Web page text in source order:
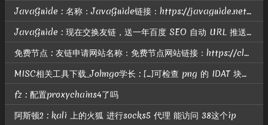
JavaGuide : 名称：JavaGuide链接：https://javaguide.net头像：https://javaguide.net/icon-192.png描述：「Java学习 + 面试指南」OG：htt...
JavaGuide : 现在交换友链，送一年百度 SEO 自动 URL 推送； 智能自动推送介绍地址：https://nogeek.cn/product/baidu-seo-auto-push-daily.html
免费节点 : 友链申请网站名称：免费节点网站链接：https://clashgithub.com网站头像：https://clashgithub.com/wp-content/uploads/avatar.p...
MISC相关工具下载_Johngo学长 : [...]可检查 png 的 IDAT 块是否有问题相关题目可参考：https://blog.csdn.net/u010391191/article/details/80818785有关解题脚本...
fz : 配置proxychains4了吗
阿斯顿2 : kali 上的火狐 进行socks5 代理 能访问 38这个ip